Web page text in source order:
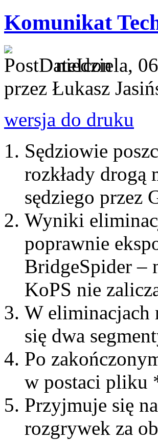
Komunikat
niedziela,
przez Łukasz
wersja do druku
Sędziowie
rozkłady drogą
sędziego przez
Wyniki
poprawnie
BridgeSpider –
KoPS nie
W eliminacjach
się dwa
Po
w postaci pliku
Przyjmuje się
rozgrywek za